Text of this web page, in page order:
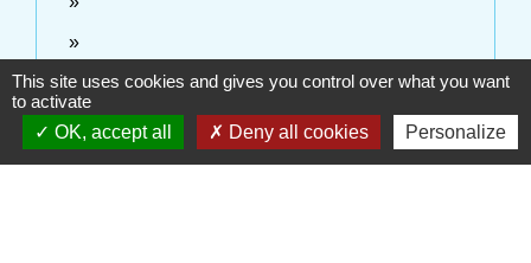
This site uses cookies and gives you control over what you want
to activate
OK, accept all
Deny all cookies Personalize